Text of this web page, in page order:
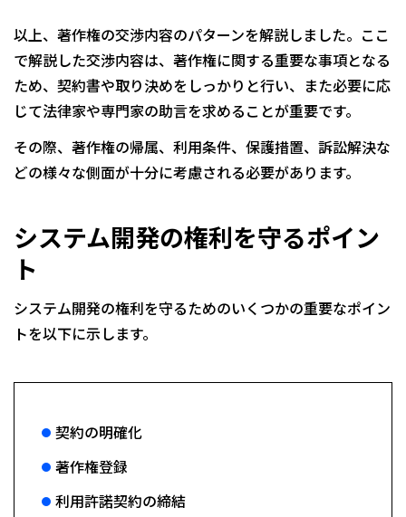
以上、著作権の交渉内容のパターンを解説しました。ここ
で解説した交渉内容は、著作権に関する重要な事項となる
ため、契約書や取り決めをしっかりと行い、また必要に応
じて法律家や専門家の助言を求めることが重要です。
その際、著作権の帰属、利用条件、保護措置、訴訟解決な
どの様々な側面が十分に考慮される必要があります。
システム開発の権利を守るポイン
ト
システム開発の権利を守るためのいくつかの重要なポイン
トを以下に示します。
契約の明確化
著作権登録
利用許諾契約の締結